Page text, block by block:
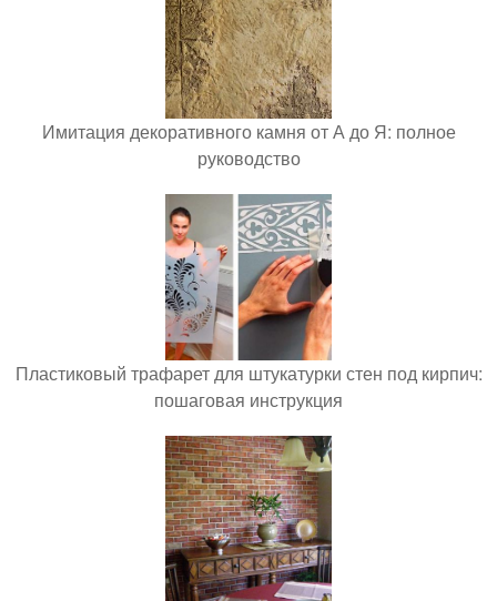
Имитация декоративного камня от А до Я: полное
руководство
Пластиковый трафарет для штукатурки стен под кирпич:
пошаговая инструкция